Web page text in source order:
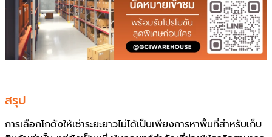
สรุป
การเลือกโกดังให้เช่าระยะยาวไม่ได้เป็นเพียงการหาพื้นที่สำหรับเก็บ